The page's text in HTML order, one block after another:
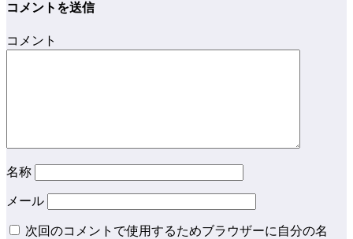
コメントを送信
コメント
名称
メール
次回のコメントで使用するためブラウザーに自分の名